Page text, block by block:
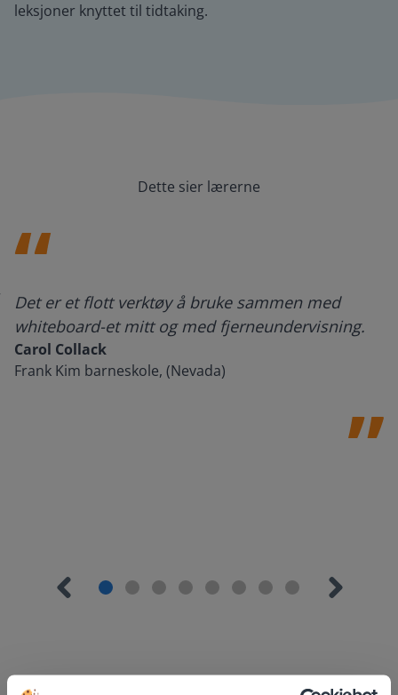
leksjoner knyttet til tidtaking.
Dette sier lærerne
Det er et flott verktøy å bruke sammen med
whiteboard-et mitt og med fjerneundervisning.
Carol Collack
Frank Kim barneskole, (Nevada)